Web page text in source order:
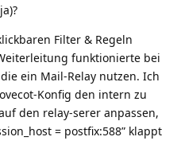
Filter & Regeln
funktionierte bei
ein Mail-Relay nutzen. Ich
Konfig den intern zu
den relay-serer anpassen,
= postfix:588” klappt